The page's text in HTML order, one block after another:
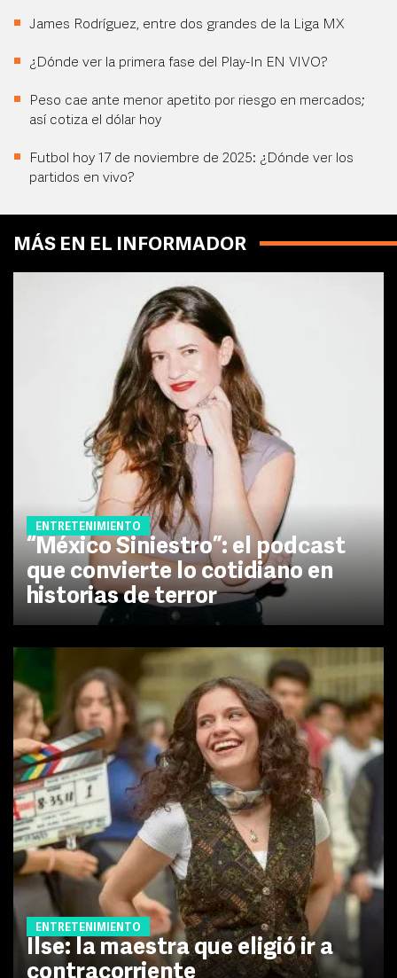
James Rodríguez, entre dos grandes de la Liga MX
¿Dónde ver la primera fase del Play-In EN VIVO?
Peso cae ante menor apetito por riesgo en mercados;
así cotiza el dólar hoy
Futbol hoy 17 de noviembre de 2025: ¿Dónde ver los
partidos en vivo?
MÁS EN EL INFORMADOR
ENTRETENIMIENTO
“México Siniestro”: el podcast
que convierte lo cotidiano en
historias de terror
ENTRETENIMIENTO
Ilse: la maestra que eligió ir a
contracorriente